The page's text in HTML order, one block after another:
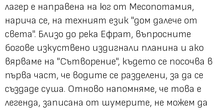
лагер е направена на юг от Месопотамия,
нарича се, на техният език "дом далече от
света". Близо до река Ефрат, въпросните
богове изкуствено издигнали планина и ако
вярваме на "Сътворение", където се посочва в
първа част, че водите се разделени, за да се
създаде суша. Отново напомняме, че това е
легенда, записана от шумерите, не можем да